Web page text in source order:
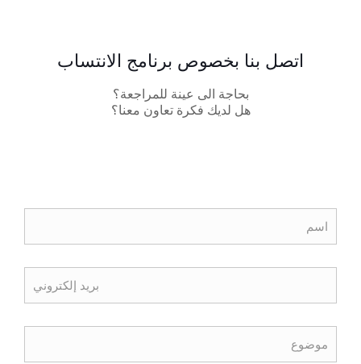
اتصل بنا بخصوص برنامج الانتساب
بحاجة الى عينة للمراجعة؟
هل لديك فكرة تعاون معنا؟